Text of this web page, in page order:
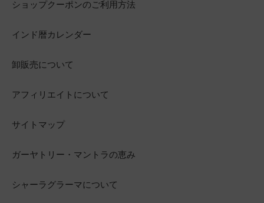
ショップクーポンのご利用方法
インド暦カレンダー
卸販売について
アフィリエイトについて
サイトマップ
ガーヤトリー・マントラの恵み
シャーラグラーマについて